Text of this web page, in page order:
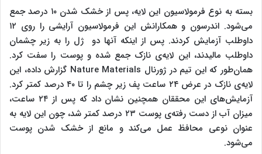
بسته به نوع فرمولاسیون این لایه، پس از خشک شدن ۱۰ درصد جمع
می‌شود. اندرسون و همکارانش این فرمولاسیون آرایشی را روی ۱۲
داوطلب آزمایش کردند. پس از اینکه آنها دو ژل را به زیر چشمان
داوطلب مالیدند، این لایه‌ی نازک جمع شده و پوست را سفت کرد.
همان‌طور که این تیم در ژورنال Nature Materials گزارش داده، این
لایه‌ی نازک در عرض ۲۴ ساعت پف زیر چشم را تا ۴۰ درصد کمتر کرد.
آزمایش‌های این محققان همچنین نشان داد که پس از ۲۴ ساعت،
میزان آب از دست رفته‌ی پوست ۲۳ درصد کمتر شد، چون این لایه به
عنوان نوعی محافظ عمل می‌کند و مانع از خشک شدن پوست
می‌شود.